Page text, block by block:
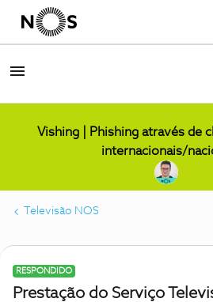
Vishing | Phishing através de
internacionais/
Televisão NOS
RESPONDIDO
Prestação do Serviço